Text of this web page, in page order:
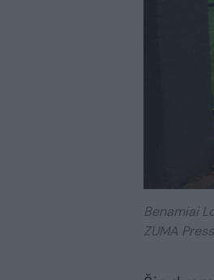
Benamiai
ZUMA